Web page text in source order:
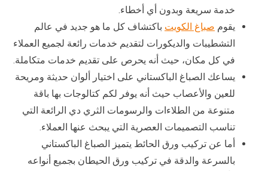
خدمة سريعة وبدون أي أخطاء.
يقوم صباغ الكويت باكتشاف كل ما هو جديد في عالم
التشطيبات والديكورات لتقديم خدمات رائعة لجميع العملاء
في كل مكان، حيث أنه يحرص على تقديم خدمات متكاملة.
يساعك الصباغ الباكستاني على اختيار ألوان حديثة ومريحة
للعين والأعصاب حيث أنه يوفر لكم كتالوجات بها باقة
متنوعة من الطلاءات والرسومات الثري دي الرائعة التي
تناسب التصميمات العصرية التي يبحث عنها العملاء.
أما عن تركيب ورق الحائط يتميز الصباغ الباكستاني
بالسرعة والدقة في تركيب ورق الحيطان بجميع أنواعه